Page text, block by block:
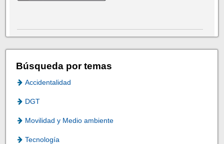
Búsqueda por temas
Accidentalidad
DGT
Movilidad y Medio ambiente
Tecnología